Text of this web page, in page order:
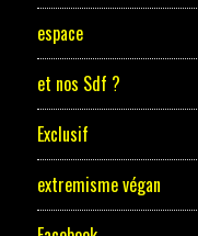
espace
et nos Sdf ?
Exclusif
extremisme végan